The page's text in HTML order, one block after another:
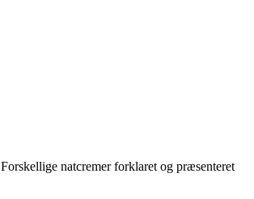
Forskellige natcremer forklaret og præsenteret